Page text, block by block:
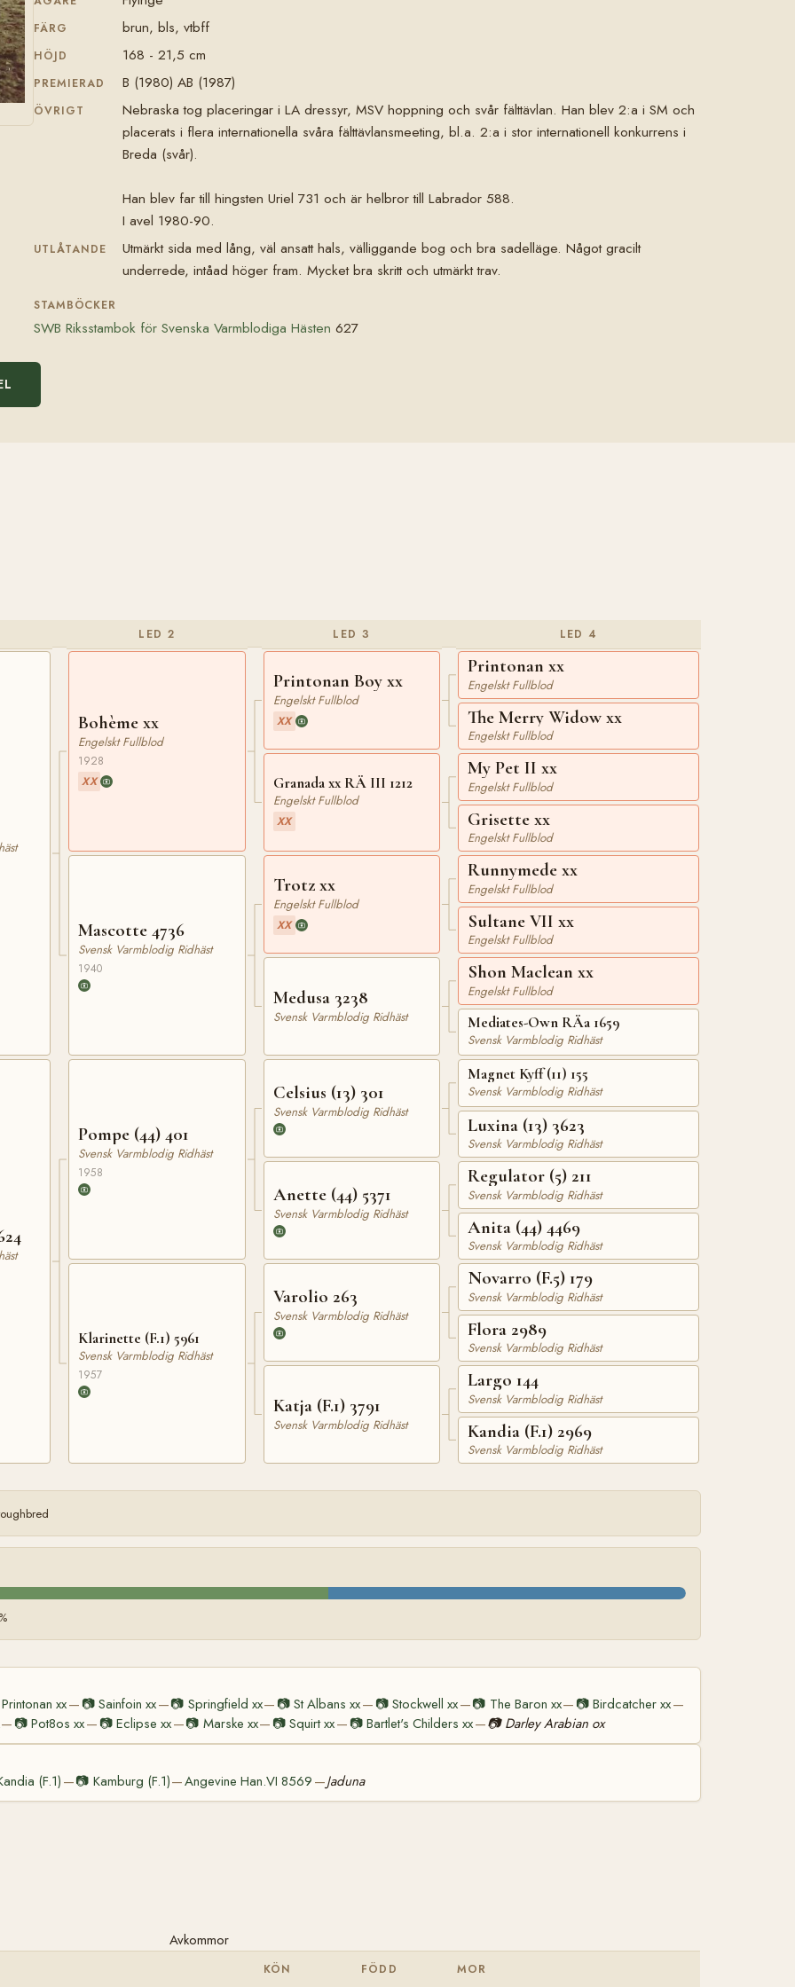
FÄRG brun, bls, vtbff
HÖJD 168 - 21,5 cm
PREMIERAD B (1980) AB (1987)
ÖVRIGT
Nebraska tog placeringar i LA dressyr, MSV hoppning och svår fälttävlan. Han blev 2:a i SM och
placerats i flera internationella svåra fälttävlansmeeting, bl.a. 2:a i stor internationell konkurrens i
Breda (svår).
Han blev far till hingsten Uriel 731 och är helbror till Labrador 588.
I avel 1980-90.
UTLÅTANDE
Utmärkt sida med lång, väl ansatt hals, välliggande bog och bra sadelläge. Något gracilt
underrede, intåad höger fram. Mycket bra skritt och utmärkt trav.
STAMBÖCKER
SWB Riksstambok för Svenska Varmblodiga Hästen 627
LED 2
Bohème xx
Engelskt Fullblod
1928
XX
Mascotte 4736
Svensk Varmblodig Ridhäst
1940
Pompe (44) 401
Svensk Varmblodig Ridhäst
1958
Klarinette (F.1) 5961
Svensk Varmblodig Ridhäst
1957
LED 3
Printonan Boy xx
Engelskt Fullblod
XX
Granada xx RÄ III 1212
Engelskt Fullblod
XX
Trotz xx
Engelskt Fullblod
XX
Medusa 3238
Svensk Varmblodig Ridhäst
Celsius (13) 301
Svensk Varmblodig Ridhäst
Anette (44) 5371
Svensk Varmblodig Ridhäst
Varolio 263
Svensk Varmblodig Ridhäst
Katja (F.1) 3791
Svensk Varmblodig Ridhäst
LED 4
Printonan xx
Engelskt Fullblod
The Merry Widow xx
Engelskt Fullblod
My Pet II xx
Engelskt Fullblod
Grisette xx
Engelskt Fullblod
Runnymede xx
Engelskt Fullblod
Sultane VII xx
Engelskt Fullblod
Shon Maclean xx
Engelskt Fullblod
Mediates-Own RÄa 1659
Svensk Varmblodig Ridhäst
Magnet Kyff (11) 155
Svensk Varmblodig Ridhäst
Luxina (13) 3623
Svensk Varmblodig Ridhäst
Regulator (5) 211
Svensk Varmblodig Ridhäst
Anita (44) 4469
Svensk Varmblodig Ridhäst
Novarro (F.5) 179
Svensk Varmblodig Ridhäst
Flora 2989
Svensk Varmblodig Ridhäst
Largo 144
Svensk Varmblodig Ridhäst
Kandia (F.1) 2969
Svensk Varmblodig Ridhäst
Printonan xx— 📷Sainfoin xx—📷 Springfield xx— 📷St Albans xx— 📷Stockwell xx—📷 The Baron xx— 📷Birdcatcher xx—
— 📷 Pot8os xx— 📷Eclipse xx—📷 Marske xx— 📷Squirt xx— 📷Bartlet's Childers xx—📷 Darley Arabian ox
(F.1) —📷 Kamburg (F.1)—Angevine Han.VI 8569 —Jaduna
Avkommor
KÖN FÖDD MOR